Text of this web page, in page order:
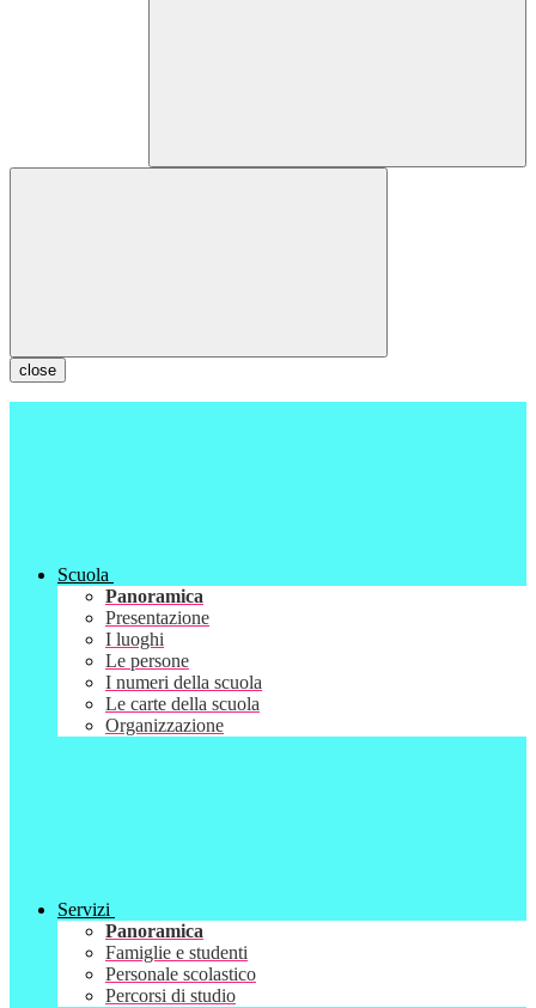
close
Scuola
Panoramica
Presentazione
I luoghi
Le persone
I numeri della scuola
Le carte della scuola
Organizzazione
Servizi
Panoramica
Famiglie e studenti
Personale scolastico
Percorsi di studio